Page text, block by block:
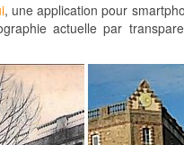
, une application pour
actuelle par